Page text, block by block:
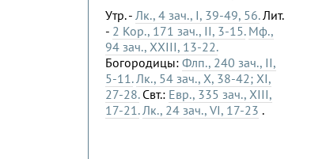
Утр. - Лк., 4 зач., I, 39-49, 56.Лит.
- 2 Кор., 171 зач., II, 3-15. Мф.,
94 зач., XXIII, 13-22.
Богородицы: Флп., 240 зач., II,
5-11. Лк., 54 зач., X, 38-42; XI,
27-28.Свт.: Евр., 335 зач., XIII,
17-21. Лк., 24 зач., VI, 17-23 .